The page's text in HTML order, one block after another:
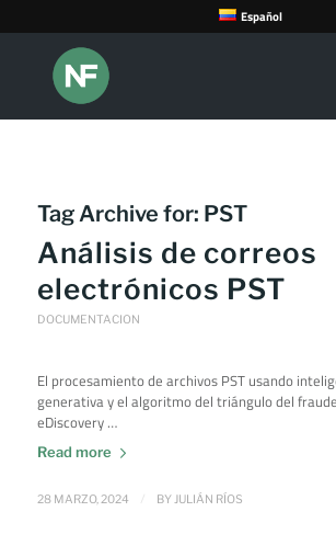
Español
Tag Archive for: PST
Análisis de correos
electrónicos PST
DOCUMENTACION
El procesamiento de archivos PST usando
generativa y el algoritmo del triángulo del
eDiscovery …
Read more
28 MARZO, 2024 BYJULIÁN RÍOS